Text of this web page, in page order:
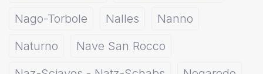
Nago-Torbole
Nalles
Nanno
Naturno
Nave San Rocco